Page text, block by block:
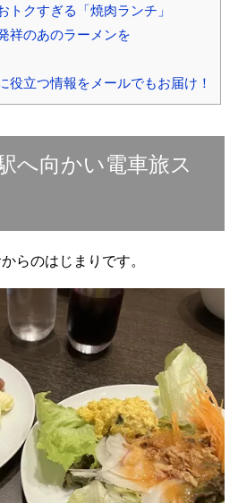
クすぎる「焼肉ランチ」
祥のあのラーメンを
立つ情報をメールでもお届け！
へ向かい電車旅ス
らのはじまりです。